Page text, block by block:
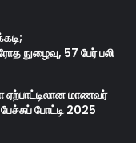
நுழைவு, 57 பேர் பலி
ஏற்பாட்டிலான மாணவர்
போட்டி 2025